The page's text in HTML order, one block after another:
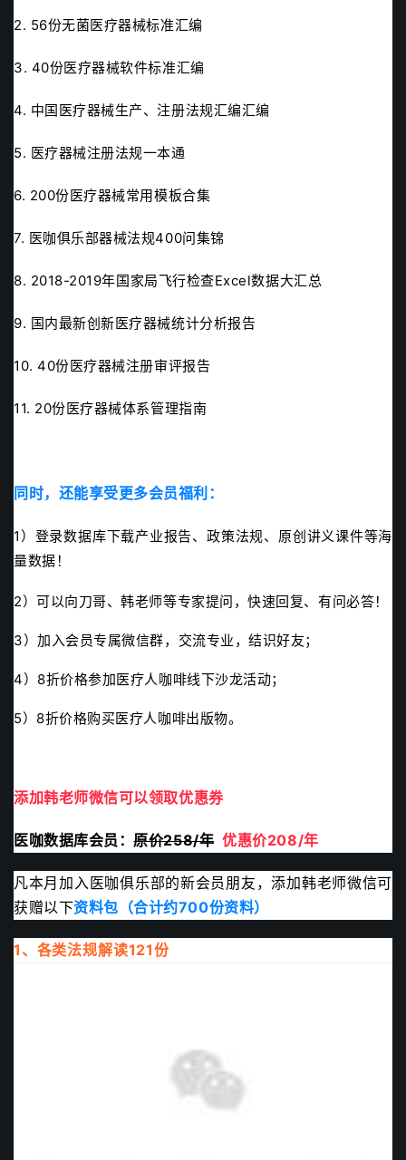
2. 56份无菌医疗器械标准汇编
3. 40份医疗器械软件标准汇编
4. 中国医疗器械生产、注册法规汇编汇编
5. 医疗器械注册法规一本通
6. 200份医疗器械常用模板合集
7. 医咖俱乐部器械法规400问集锦
8. 2018-2019年国家局飞行检查Excel数据大汇总
9. 国内最新创新医疗器械统计分析报告
10. 40份医疗器械注册审评报告
11. 20份医疗器械体系管理指南
同时，还能享受更多会员福利：
1）登录数据库下载产业报告、政策法规、原创讲义课件等海
量数据！
2）可以向刀哥、韩老师等专家提问，快速回复、有问必答！
3）加入会员专属微信群，交流专业，结识好友；
4）8折价格参加医疗人咖啡线下沙龙活动；
5）8折价格购买医疗人咖啡出版物。
添加韩老师微信可以领取优惠券
医咖数据库会员：原价258/年 优惠价208/年
凡本月加入医咖俱乐部的新会员朋友，添加韩老师微信可
获赠以下资料包（合计约700份资料）
1、各类法规解读121份